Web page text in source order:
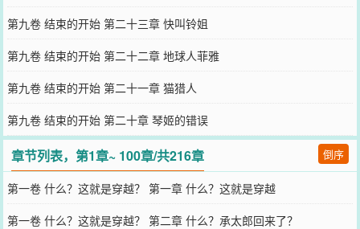
第九卷 结束的开始 第二十三章 快叫铃姐
第九卷 结束的开始 第二十二章 地球人菲雅
第九卷 结束的开始 第二十一章 猫猎人
第九卷 结束的开始 第二十章 琴姬的错误
章节列表，第1章~ 100章/共216章 倒序
第一卷 什么？这就是穿越？ 第一章 什么？这就是穿越
第一卷 什么？这就是穿越？ 第二章 什么？承太郎回来了？